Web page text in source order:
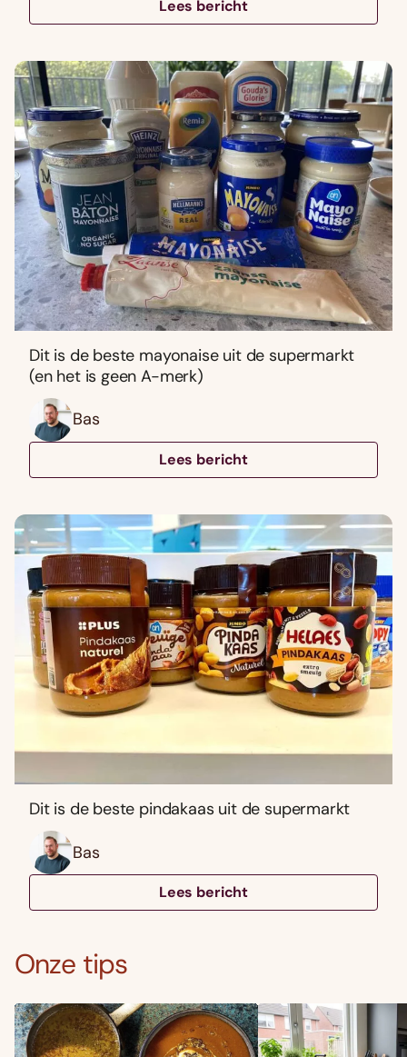
Lees bericht
Dit is de beste mayonaise uit de supermarkt
(en het is geen A-merk)
Bas
Lees bericht
Dit is de beste pindakaas uit de supermarkt
Bas
Lees bericht
Onze tips